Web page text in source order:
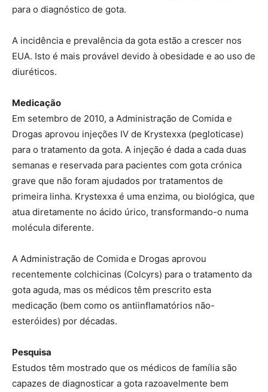
para o diagnóstico de gota.
A incidência e prevalência da gota estão a crescer nos
EUA. Isto é mais provável devido à obesidade e ao uso de
diuréticos.
Medicação
Em setembro de 2010, a Administração de Comida e
Drogas aprovou injeções IV de Krystexxa (pegloticase)
para o tratamento da gota. A injeção é dada a cada duas
semanas e reservada para pacientes com gota crónica
grave que não foram ajudados por tratamentos de
primeira linha. Krystexxa é uma enzima, ou biológica, que
atua diretamente no ácido úrico, transformando-o numa
molécula diferente.
A Administração de Comida e Drogas aprovou
recentemente colchicinas (Colcyrs) para o tratamento da
gota aguda, mas os médicos têm prescrito esta
medicação (bem como os antiinflamatórios não-
esteróides) por décadas.
Pesquisa
Estudos têm mostrado que os médicos de família são
capazes de diagnosticar a gota razoavelmente bem